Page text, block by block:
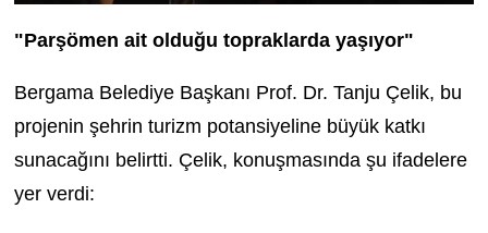
"Parşömen ait olduğu topraklarda yaşıyor"
Bergama Belediye Başkanı Prof. Dr. Tanju Çelik, bu
projenin şehrin turizm potansiyeline büyük katkı
sunacağını belirtti. Çelik, konuşmasında şu ifadelere
yer verdi: